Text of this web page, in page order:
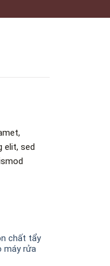
elit, sed
chất tẩy
máy rửa